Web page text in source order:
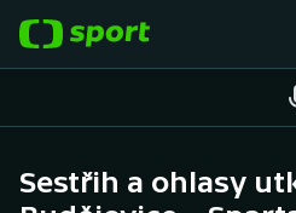
Sestřih a ohlasy